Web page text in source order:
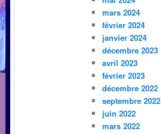
mars 2024
février 2024
janvier 2024
décembre 2023
avril 2023
février 2023
décembre 2022
septembre 2022
juin 2022
mars 2022